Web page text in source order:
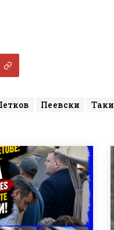
Пеевски Таки